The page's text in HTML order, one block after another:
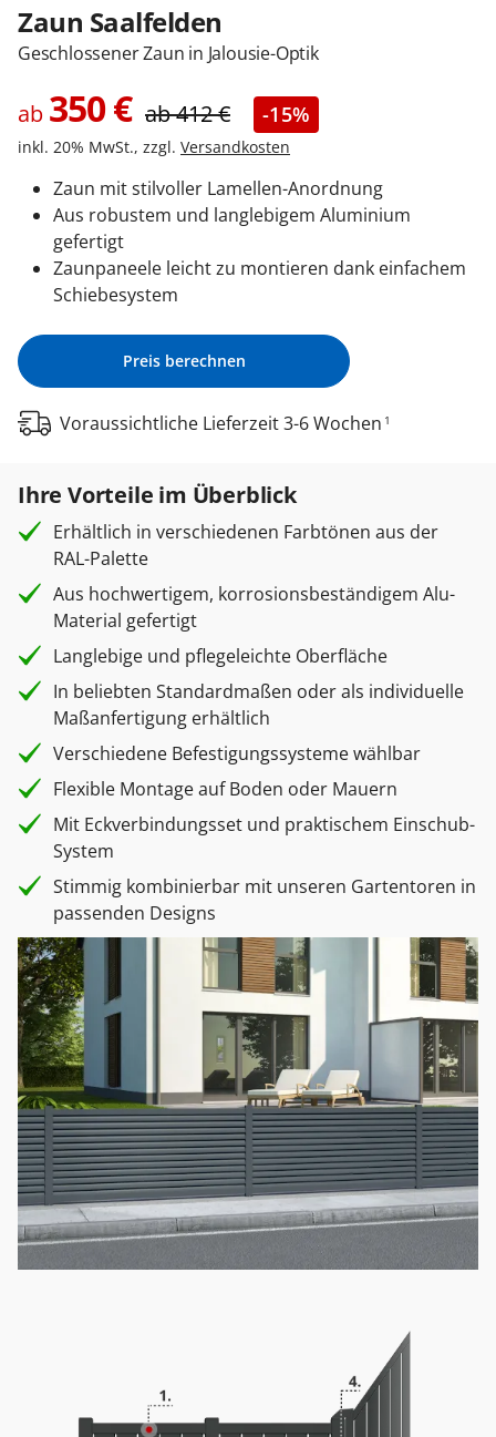
Anmelden / Registrieren
Zaun Saalfelden
Geschlossener Zaun in Jalousie-Optik
ab 350€ ab412€ -15%
inkl. 20% MwSt., zzgl. Versandkosten
Zaun mit stilvoller Lamellen-Anordnung
Aus robustem und langlebigem Aluminium
gefertigt
Zaunpaneele leicht zu montieren dank einfachem
Schiebesystem
Preis berechnen
Voraussichtliche Lieferzeit 3-6 Wochen 1
Ihre Vorteile im Überblick
Erhältlich in verschiedenen Farbtönen aus der
RAL-Palette
Aus hochwertigem, korrosionsbeständigem Alu-
Material gefertigt
Langlebige und pflegeleichte Oberfläche
In beliebten Standardmaßen oder als individuelle
Maßanfertigung erhältlich
Verschiedene Befestigungssysteme wählbar
Flexible Montage auf Boden oder Mauern
Mit Eckverbindungsset und praktischem Einschub-
System
Stimmig kombinierbar mit unseren Gartentoren in
passenden Designs